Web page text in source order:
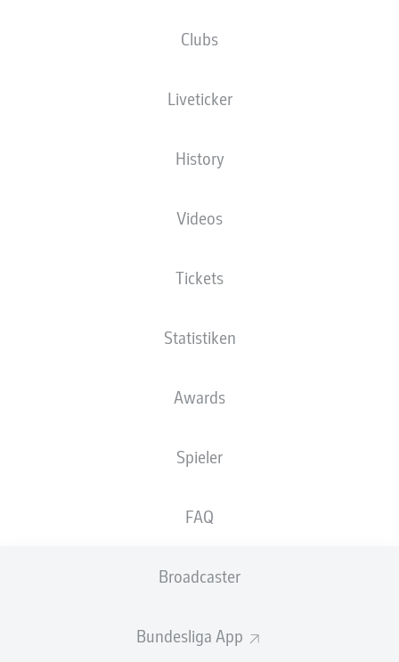
Clubs
Liveticker
History
Videos
Tickets
Statistiken
Awards
Spieler
FAQ
Broadcaster
Bundesliga App
Fr., 15.01.2027 - So., 17.01.2027
Anzeige
gegen FC Bayern München am 17. Spieltag der Saison